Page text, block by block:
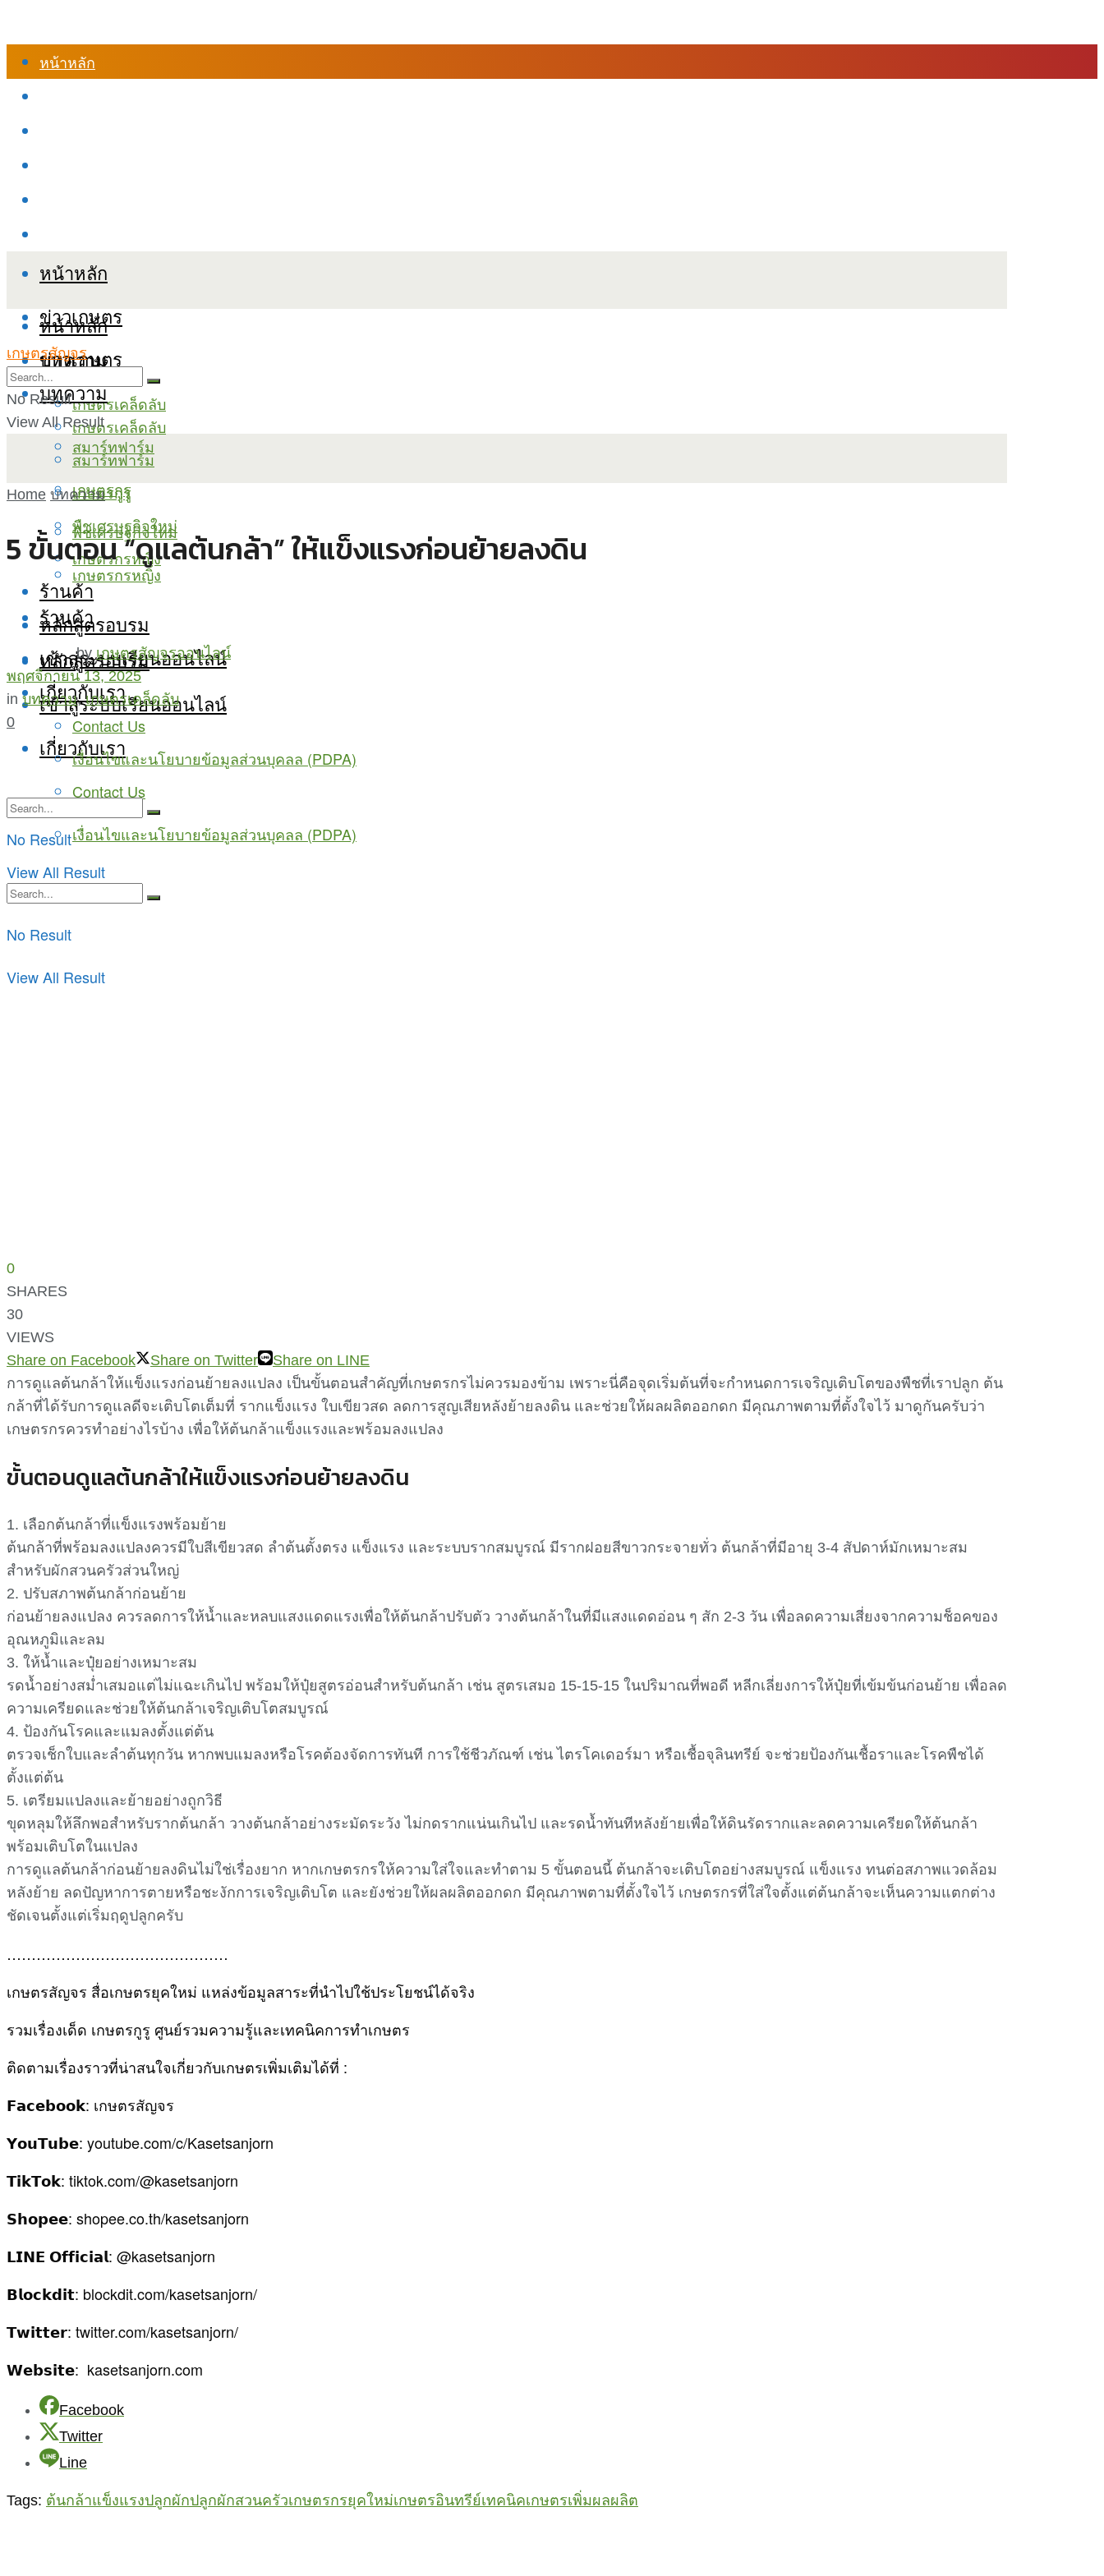
หน้าหลัก
หน้าหลัก
ข่าวเกษตร
บทความ
เกษตรเคล็ดลับ
สมาร์ทฟาร์ม
เกษตรกูรู
พืชเศรษฐกิจใหม่
เกษตรกรหญิง
ร้านค้า
หลักสูตรอบรม
เข้าสู่ระบบเรียนออนไลน์
เกี่ยวกับเรา
Contact Us
เงื่อนไขและนโยบายข้อมูลส่วนบุคลล (PDPA)
No Result
View All Result
หน้าหลัก
ข่าวเกษตร
บทความ
เกษตรเคล็ดลับ
สมาร์ทฟาร์ม
เกษตรกูรู
พืชเศรษฐกิจใหม่
เกษตรกรหญิง
ร้านค้า
หลักสูตรอบรม
เข้าสู่ระบบเรียนออนไลน์
เกี่ยวกับเรา
Contact Us
เงื่อนไขและนโยบายข้อมูลส่วนบุคลล (PDPA)
No Result
View All Result
เกษตรสัญจร
No Result
View All Result
Home บทความ
5 ขั้นตอน “ดูแลต้นกล้า” ให้แข็งแรงก่อนย้ายลงดิน
by เกษตรสัญจรออนไลน์
พฤศจิกายน 13, 2025
in บทความ,เกษตรเคล็ดลับ
0
0
SHARES
30
VIEWS
Share on Facebook
Share on Twitter
Share on LINE
การดูแลต้นกล้าให้แข็งแรงก่อนย้ายลงแปลง เป็นขั้นตอนสำคัญที่เกษตรกรไม่ควรมองข้าม เพราะนี่คือจุดเริ่มต้นที่จะกำหนดการเจริญเติบโตของพืชที่เราปลูก ต้น
กล้าที่ได้รับการดูแลดีจะเติบโตเต็มที่ รากแข็งแรง ใบเขียวสด ลดการสูญเสียหลังย้ายลงดิน และช่วยให้ผลผลิตออกดก มีคุณภาพตามที่ตั้งใจไว้ มาดูกันครับว่า
เกษตรกรควรทำอย่างไรบ้าง เพื่อให้ต้นกล้าแข็งแรงและพร้อมลงแปลง
ขั้นตอนดูแลต้นกล้าให้แข็งแรงก่อนย้ายลงดิน
1. เลือกต้นกล้าที่แข็งแรงพร้อมย้าย
ต้นกล้าที่พร้อมลงแปลงควรมีใบสีเขียวสด ลำต้นตั้งตรง แข็งแรง และระบบรากสมบูรณ์ มีรากฝอยสีขาวกระจายทั่ว ต้นกล้าที่มีอายุ 3-4 สัปดาห์มักเหมาะสม
สำหรับผักสวนครัวส่วนใหญ่
2. ปรับสภาพต้นกล้าก่อนย้าย
ก่อนย้ายลงแปลง ควรลดการให้น้ำและหลบแสงแดดแรงเพื่อให้ต้นกล้าปรับตัว วางต้นกล้าในที่มีแสงแดดอ่อน ๆ สัก 2-3 วัน เพื่อลดความเสี่ยงจากความช็อคของ
อุณหภูมิและลม
3. ให้น้ำและปุ๋ยอย่างเหมาะสม
รดน้ำอย่างสม่ำเสมอแต่ไม่แฉะเกินไป พร้อมให้ปุ๋ยสูตรอ่อนสำหรับต้นกล้า เช่น สูตรเสมอ 15-15-15 ในปริมาณที่พอดี หลีกเลี่ยงการให้ปุ๋ยที่เข้มข้นก่อนย้าย เพื่อลด
ความเครียดและช่วยให้ต้นกล้าเจริญเติบโตสมบูรณ์
4. ป้องกันโรคและแมลงตั้งแต่ต้น
ตรวจเช็กใบและลำต้นทุกวัน หากพบแมลงหรือโรคต้องจัดการทันที การใช้ชีวภัณฑ์ เช่น ไตรโคเดอร์มา หรือเชื้อจุลินทรีย์ จะช่วยป้องกันเชื้อราและโรคพืชได้
ตั้งแต่ต้น
5. เตรียมแปลงและย้ายอย่างถูกวิธี
ขุดหลุมให้ลึกพอสำหรับรากต้นกล้า วางต้นกล้าอย่างระมัดระวัง ไม่กดรากแน่นเกินไป และรดน้ำทันทีหลังย้ายเพื่อให้ดินรัดรากและลดความเครียดให้ต้นกล้า
พร้อมเติบโตในแปลง
การดูแลต้นกล้าก่อนย้ายลงดินไม่ใช่เรื่องยาก หากเกษตรกรให้ความใส่ใจและทำตาม 5 ขั้นตอนนี้ ต้นกล้าจะเติบโตอย่างสมบูรณ์ แข็งแรง ทนต่อสภาพแวดล้อม
หลังย้าย ลดปัญหาการตายหรือชะงักการเจริญเติบโต และยังช่วยให้ผลผลิตออกดก มีคุณภาพตามที่ตั้งใจไว้ เกษตรกรที่ใส่ใจตั้งแต่ต้นกล้าจะเห็นความแตกต่าง
ชัดเจนตั้งแต่เริ่มฤดูปลูกครับ
………………………………………
เกษตรสัญจร สื่อเกษตรยุคใหม่ แหล่งข้อมูลสาระที่นำไปใช้ประโยชน์ได้จริง
รวมเรื่องเด็ด เกษตรกูรู ศูนย์รวมความรู้และเทคนิคการทำเกษตร
ติดตามเรื่องราวที่น่าสนใจเกี่ยวกับเกษตรเพิ่มเติมได้ที่ :
𝗙𝗮𝗰𝗲𝗯𝗼𝗼𝗸: เกษตรสัญจร
𝗬𝗼𝘂𝗧𝘂𝗯𝗲: youtube.com/c/Kasetsanjorn
𝗧𝗶𝗸𝗧𝗼𝗸: tiktok.com/@kasetsanjorn
𝗦𝗵𝗼𝗽𝗲𝗲: shopee.co.th/kasetsanjorn
𝗟𝗜𝗡𝗘 𝗢𝗳𝗳𝗶𝗰𝗶𝗮𝗹: @kasetsanjorn
𝗕𝗹𝗼𝗰𝗸𝗱𝗶𝘁: blockdit.com/kasetsanjorn/
𝗧𝘄𝗶𝘁𝘁𝗲𝗿: twitter.com/kasetsanjorn/
𝗪𝗲𝗯𝘀𝗶𝘁𝗲: kasetsanjorn.com
Facebook
Twitter
Line
Tags: ต้นกล้าแข็งแรงปลูกผักปลูกผักสวนครัวเกษตรกรยุคใหม่เกษตรอินทรีย์เทคนิคเกษตรเพิ่มผลผลิต